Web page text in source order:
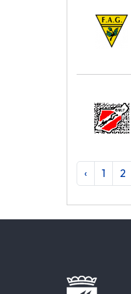
‹ 1 2